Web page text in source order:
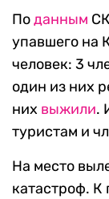
Поданным
упавшего на
человек: 3
один из них
них выжили.
туристам и
На место
катастроф. К